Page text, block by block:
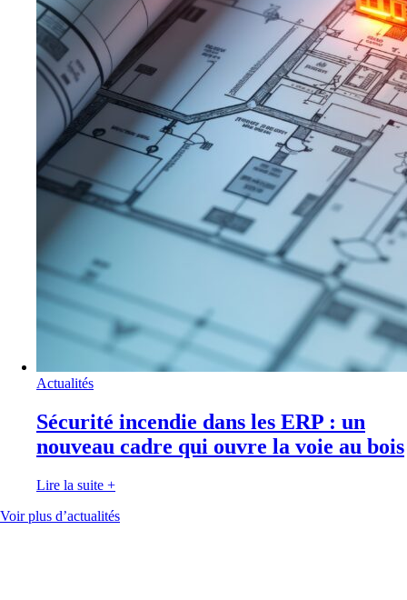
Actualités
Sécurité incendie dans les ERP : un
nouveau cadre qui ouvre la voie au bois
Lire la suite +
Voir plus d’actualités